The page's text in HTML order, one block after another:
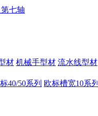
七轴
材 机械手型材 流水线型材
40/50系列 欧标槽宽10系列